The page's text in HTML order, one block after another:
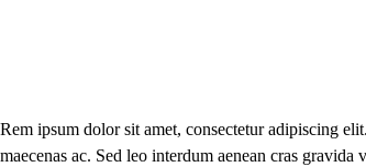
Rem ipsum dolor sit amet, consectetur adipiscing
maecenas ac. Sed leo interdum aenean cras